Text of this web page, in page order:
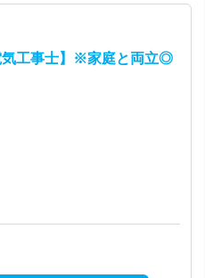
気工事士】※家庭と両立◎